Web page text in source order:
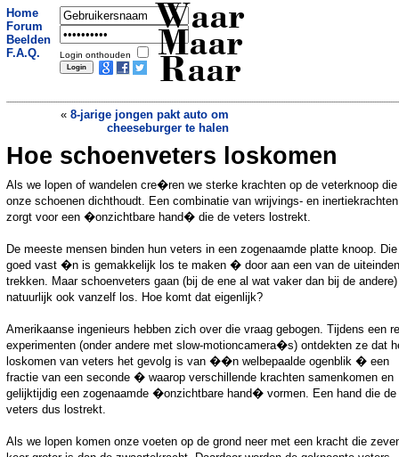
Home
Forum
Beelden
F.A.Q.
Login onthouden
Waar
Maar
Raar
« 8-jarige jongen pakt auto om
cheeseburger te halen
Legerfans kopen tank en doen
ongelofelijke ontdekking»
Hoe schoenveters loskomen
Als we lopen of wandelen cre�ren we sterke krachten op de veterknoop die
onze schoenen dichthoudt. Een combinatie van wrijvings- en inertiekrachten
zorgt voor een �onzichtbare hand� die de veters lostrekt.
De meeste mensen binden hun veters in een zogenaamde platte knoop.
goed vast �n is gemakkelijk los te maken � door aan een van de
trekken. Maar schoenveters gaan (bij de ene al wat vaker dan bij de andere)
natuurlijk ook vanzelf los. Hoe komt dat eigenlijk?
Amerikaanse ingenieurs hebben zich over die vraag gebogen. Tijdens een
experimenten (onder andere met slow-motioncamera�s) ontdekten ze dat
loskomen van veters het gevolg is van ��n welbepaalde ogenblik � een
fractie van een seconde � waarop verschillende krachten samenkomen en
gelijktijdig een zogenaamde �onzichtbare hand� vormen. Een hand die de
veters dus lostrekt.
Als we lopen komen onze voeten op de grond neer met een kracht die